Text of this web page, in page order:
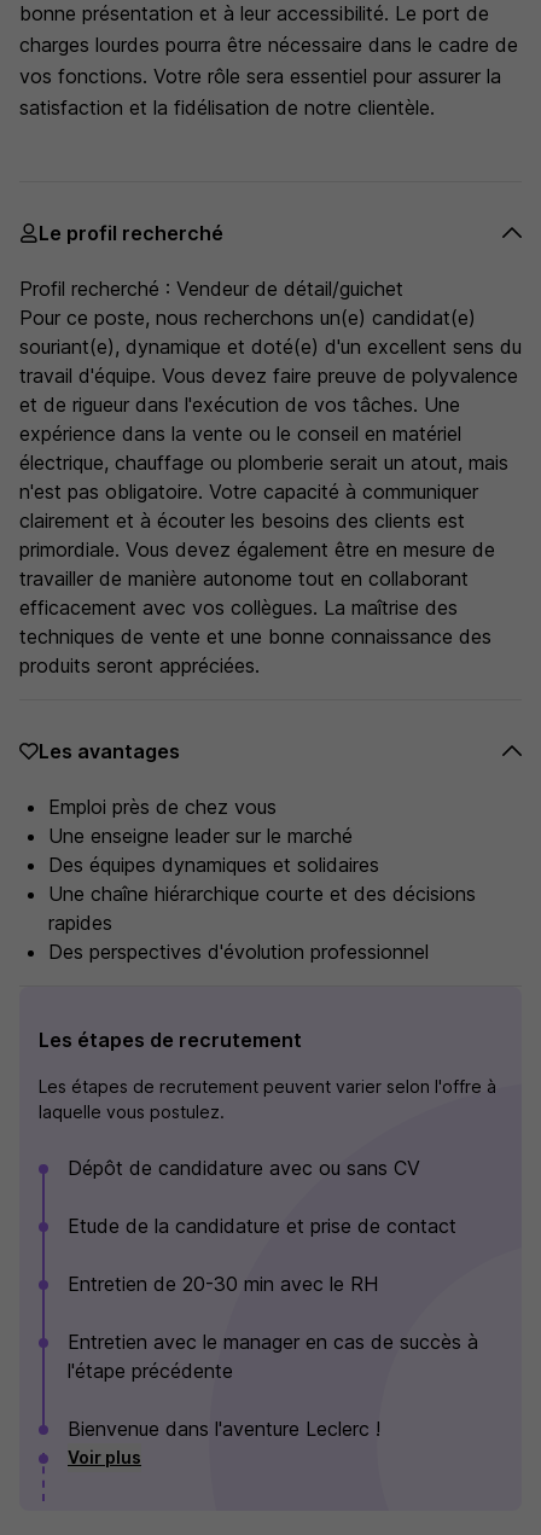
bonne présentation et à leur accessibilité. Le port de
charges lourdes pourra être nécessaire dans le cadre de
vos fonctions. Votre rôle sera essentiel pour assurer la
satisfaction et la fidélisation de notre clientèle.
Le profil recherché
Profil recherché : Vendeur de détail/guichet
Pour ce poste, nous recherchons un(e) candidat(e)
souriant(e), dynamique et doté(e) d'un excellent sens du
travail d'équipe. Vous devez faire preuve de polyvalence
et de rigueur dans l'exécution de vos tâches. Une
expérience dans la vente ou le conseil en matériel
électrique, chauffage ou plomberie serait un atout, mais
n'est pas obligatoire. Votre capacité à communiquer
clairement et à écouter les besoins des clients est
primordiale. Vous devez également être en mesure de
travailler de manière autonome tout en collaborant
efficacement avec vos collègues. La maîtrise des
techniques de vente et une bonne connaissance des
produits seront appréciées.
Les avantages
Emploi près de chez vous
Une enseigne leader sur le marché
Des équipes dynamiques et solidaires
Une chaîne hiérarchique courte et des décisions
rapides
Des perspectives d'évolution professionnel
Les étapes de recrutement
Les étapes de recrutement peuvent varier selon l'offre à
laquelle vous postulez.
Dépôt de candidature avec ou sans CV
Etude de la candidature et prise de contact
Entretien de 20-30 min avec le RH
Entretien avec le manager en cas de succès à
l'étape précédente
Bienvenue dans l'aventure Leclerc !
Voir plus